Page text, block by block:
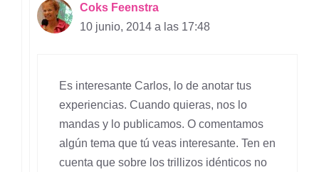
Coks Feenstra
10 junio, 2014 a las 17:48
Es interesante Carlos, lo de anotar tus
experiencias. Cuando quieras, nos lo
mandas y lo publicamos. O comentamos
algún tema que tú veas interesante. Ten en
cuenta que sobre los trillizos idénticos no